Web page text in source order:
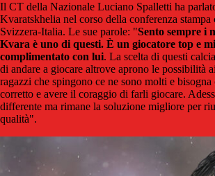
Il CT della Nazionale Luciano Spalletti ha
Kvaratskhelia nel corso della conferenza stampa
Svizzera-Italia. Le sue parole: "Sento sempre i
Kvara è uno di questi. È un giocatore top e
complimentato con lui. La scelta di questi
di andare a giocare altrove aprono le possibilità
ragazzi che spingono ce ne sono molti e
corretto e avere il coraggio di farli giocare.
differente ma rimane la soluzione migliore per
qualità".